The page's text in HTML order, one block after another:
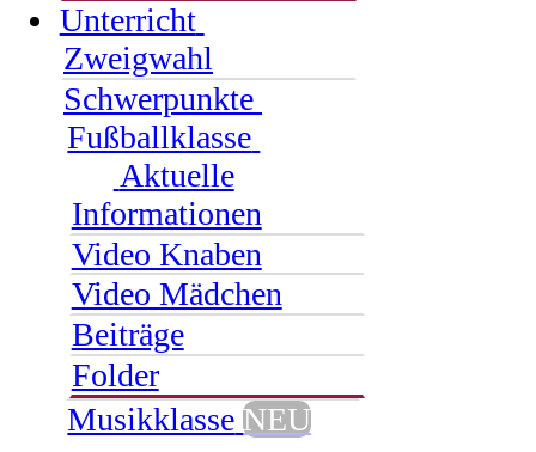
Unterricht
Zweigwahl
Schwerpunkte
Fußballklasse
Aktuelle
Informationen
Video Knaben
Video Mädchen
Beiträge
Folder
Musikklasse NEU